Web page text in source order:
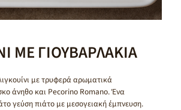
ΜΕ ΓΙΟΥΒΑΡΛΑΚΙΑ
με τρυφερά αρωματικά
άνηθο και Pecorino Romano. Ένα
γεύση πιάτο με μεσογειακή έμπνευση.